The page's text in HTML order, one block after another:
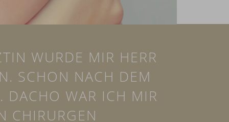
WURDE MIR HERR
SCHON NACH DEM
DACHO WAR ICH MIR
CHIRURGEN